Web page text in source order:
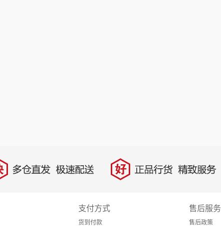
多仓直发，极速配送 好 正品行货，精致服务
支付方式
货到付款
售后服务
售后政策